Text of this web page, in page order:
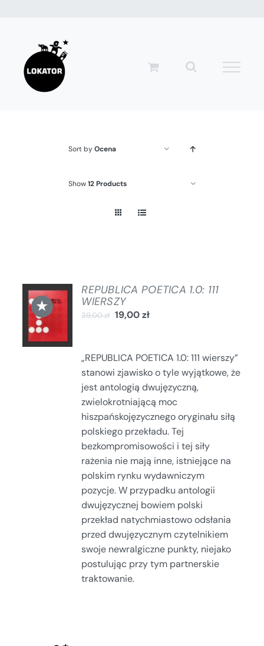
zawartości
Sort byOcena
Show12 Products
★
DODAJ
DO
KOSZYKA
/
SZCZEGÓŁY
REPUBLICA POETICA 1.0: 111
WIERSZY
39,00zł 19,00zł
„REPUBLICA POETICA 1.0: 111 wierszy”
stanowi zjawisko o tyle wyjątkowe, że
jest antologią dwujęzyczną,
zwielokrotniającą moc
hiszpańskojęzycznego oryginału siłą
polskiego przekładu. Tej
bezkompromisowości i tej siły
rażenia nie mają inne, istniejące na
polskim rynku wydawniczym
pozycje. W przypadku antologii
dwujęzycznej bowiem polski
przekład natychmiastowo odsłania
przed dwujęzycznym czytelnikiem
swoje newralgiczne punkty, niejako
postulując przy tym partnerskie
traktowanie.